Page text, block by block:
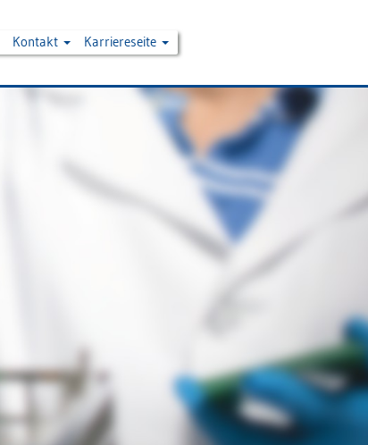
Kontakt Karriereseite